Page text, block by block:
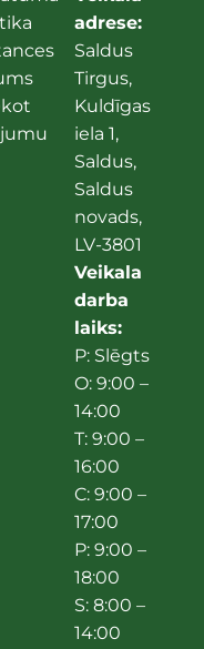
adrese:
Saldus
Tirgus,
Kuldīgas
iela 1,
Saldus,
Saldus
novads,
LV-3801
Veikala
darba
laiks:
P: Slēgts
O: 9:00 –
14:00
T: 9:00 –
16:00
C: 9:00 –
17:00
P: 9:00 –
18:00
S: 8:00 –
14:00